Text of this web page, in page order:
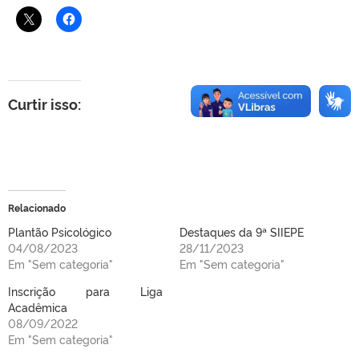
Curtir isso:
Relacionado
Plantão Psicológico
04/08/2023
Em "Sem categoria"
Destaques da 9ª SIIEPE
28/11/2023
Em "Sem categoria"
Inscrição para Liga
Acadêmica
08/09/2022
Em "Sem categoria"